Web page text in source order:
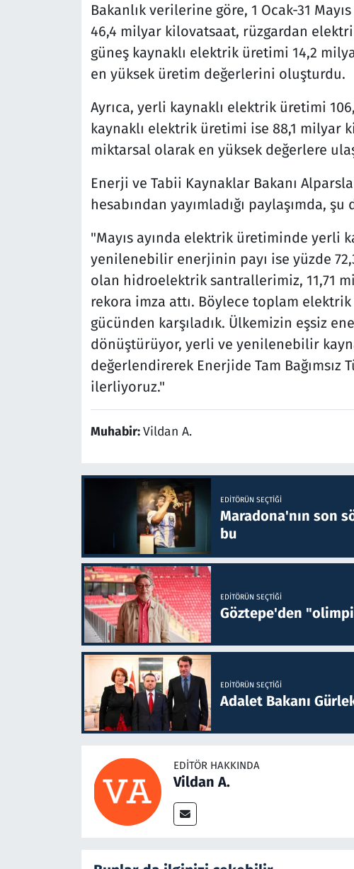
Bakanlık verilerine göre, 1 Ocak-31
46,4 milyar kilovatsaat, rüzgardan
güneş kaynaklı elektrik üretimi 14,2
en yüksek üretim değerlerini oluşturdu.
Ayrıca, yerli kaynaklı elektrik üretimi
kaynaklı elektrik üretimi ise 88,1 milyar
miktarsal olarak en yüksek değerlere
Enerji ve Tabii Kaynaklar Bakanı
hesabından yayımladığı paylaşımda,
"Mayıs ayında elektrik üretiminde yerli
yenilenebilir enerjinin payı ise yüzde
olan hidroelektrik santrallerimiz, 11,71
rekora imza attı. Böylece toplam
gücünden karşıladık. Ülkemizin eşsiz
dönüştürüyor, yerli ve yenilenebilir
değerlendirerek Enerjide Tam Bağımsız
ilerliyoruz."
Muhabir:Vildan A.
EDITÖRÜN SEÇTIĞI
Maradona'nın son
bu
EDITÖRÜN SEÇTIĞI
Göztepe'den
EDITÖRÜN SEÇTIĞI
Adalet Bakanı
EDITÖR HAKKINDA
Vildan A.